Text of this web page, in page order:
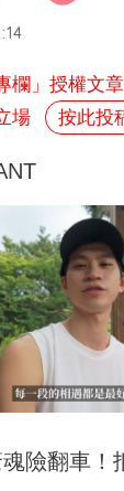
欄」授權文
場
按此投
險翻車